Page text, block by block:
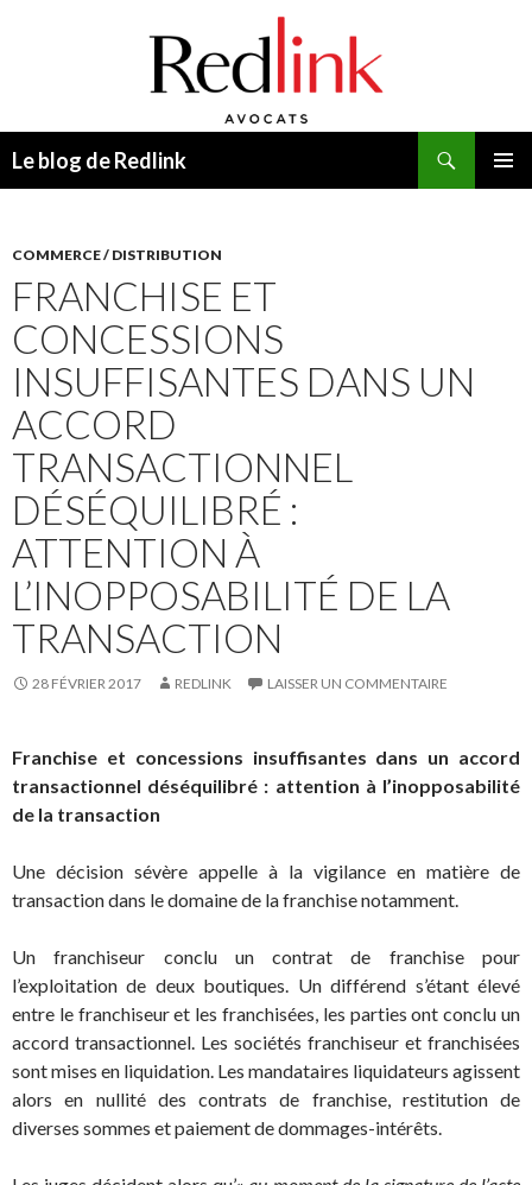
Le blog de Redlink
COMMERCE / DISTRIBUTION
FRANCHISE ET
CONCESSIONS
INSUFFISANTES DANS UN
ACCORD
TRANSACTIONNEL
DÉSÉQUILIBRÉ :
ATTENTION À
L’INOPPOSABILITÉ DE LA
TRANSACTION
28 FÉVRIER 2017 REDLINK LAISSER UN COMMENTAIRE
Franchise et concessions insuffisantes dans un accord
transactionnel déséquilibré : attention à l’inopposabilité
de la transaction
Une décision sévère appelle à la vigilance en matière de
transaction dans le domaine de la franchise notamment.
Un franchiseur conclu un contrat de franchise pour
l’exploitation de deux boutiques. Un différend s’étant élevé
entre le franchiseur et les franchisées, les parties ont conclu un
accord transactionnel. Les sociétés franchiseur et franchisées
sont mises en liquidation. Les mandataires liquidateurs agissent
alors en nullité des contrats de franchise, restitution de
diverses sommes et paiement de dommages-intérêts.